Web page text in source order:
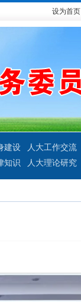
设为首页
建设 人大工作交流
知识
人大理论研究